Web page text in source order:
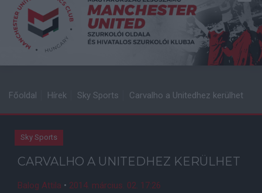
Főoldal Hírek Sky Sports Carvalho a Unitedhez kerülhet
Sky Sports
CARVALHO A UNITEDHEZ KERÜLHET
Balog Attila • 2014. március. 02. 17:26